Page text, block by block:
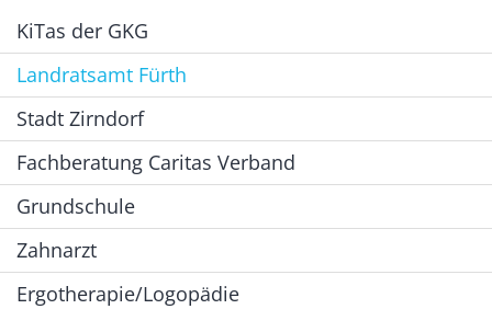
KiTas der GKG
Landratsamt Fürth
Stadt Zirndorf
Fachberatung Caritas Verband
Grundschule
Zahnarzt
Ergotherapie/Logopädie